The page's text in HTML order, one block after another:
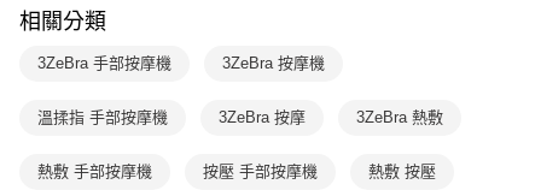
2.透過簡訊連結打開帳單後，可選擇「超商條碼／台灣大直營門市／銀行轉
1.本服務係由「台灣大哥大股份有限公司」（以下簡稱本公司）所提供，讓
用戶於交易時，得透過本服務購買商品或服務，並由商店將買賣／分期付款
2.基於同意付款使用「大哥付你分期」之契約關係目的，商店將以您的個人
１．於結帳方式選擇「AFTEE先享後付」後，將跳轉至「AFTEE先享後付」
結帳頁面，進行簡訊認證並確認金額後，即可完成結帳。
２．訂單成立數日內，您將收到繳費通知簡訊。
３．收到繳費通知簡訊後14天內，點擊此簡訊中的連結，可透過四大超商／
※ 請注意：結帳手續完成當下不需立刻繳費，但若您需要取消訂單，請聯絡
後付繳納相關費用。
※ 交易是否成功請以「AFTEE先享後付 」之結帳頁面顯示為準，若有關於
相關分類
3ZeBra 手部按摩機 3ZeBra 按摩機
溫揉指 手部按摩機 3ZeBra 按摩 3ZeBra 熱敷
熱敷 手部按摩機 按壓 手部按摩機 熱敷 按壓